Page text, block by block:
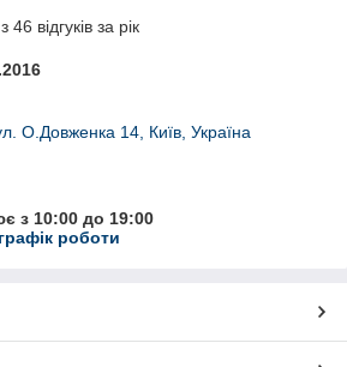
відгуків за рік
О.Довженка 14, Київ, Україна
з 10:00 до 19:00
роботи